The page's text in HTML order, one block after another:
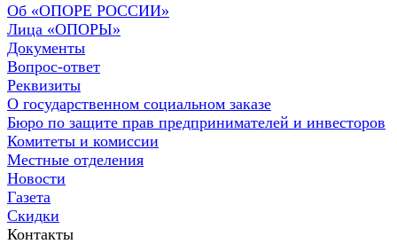
Об «ОПОРЕ РОССИИ»
Лица «ОПОРЫ»
Документы
Вопрос-ответ
Реквизиты
О государственном социальном заказе
Бюро по защите прав предпринимателей и инвесторов
Комитеты и комиссии
Местные отделения
Новости
Газета
Скидки
Контакты